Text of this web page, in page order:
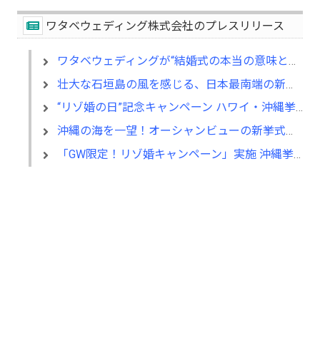
ワタベウェディング株式会社のプレスリリース
ワタベウェディングが“結婚式の本当の意味と価値”を発信するWEBコンテンツを8/26(金)にオープン
壮大な石垣島の風を感じる、日本最南端の新挙式会場で行うガーデンウェディングが8/27(金)販売開始
“リゾ婚の日”記念キャンペーン ハワイ・沖縄挙式を新規お申込みの方へ人気ホテル「+1泊分」プレゼント
沖縄の海を一望！オーシャンビューの新挙式会場「マヒナ・ガーデンウェディング」6/19(土)販売開始
「GW限定！リゾ婚キャンペーン」実施 沖縄挙式を新規お申込みの方へ人気ホテル「＋１泊分」をプレゼント